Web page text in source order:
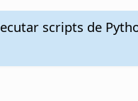
scripts de